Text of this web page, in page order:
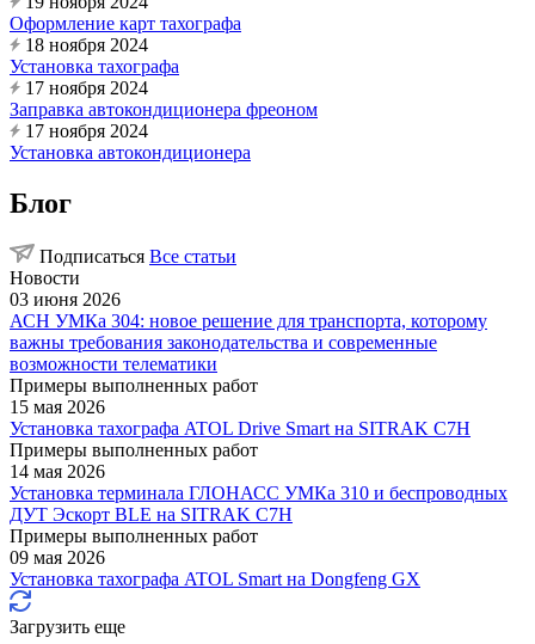
Оформление карт тахографа
18 ноября 2024
Установка тахографа
17 ноября 2024
Заправка автокондиционера фреоном
17 ноября 2024
Установка автокондиционера
Блог
Подписаться Все статьи
Новости
03 июня 2026
АСН УМКа 304: новое решение для транспорта, которому
важны требования законодательства и современные
возможности телематики
Примеры выполненных работ
15 мая 2026
Установка тахографа ATOL Drive Smart на SITRAK C7H
Примеры выполненных работ
14 мая 2026
Установка терминала ГЛОНАСС УМКа 310 и беспроводных
ДУТ Эскорт BLE на SITRAK C7H
Примеры выполненных работ
09 мая 2026
Установка тахографа ATOL Smart на Dongfeng GX
Загрузить еще